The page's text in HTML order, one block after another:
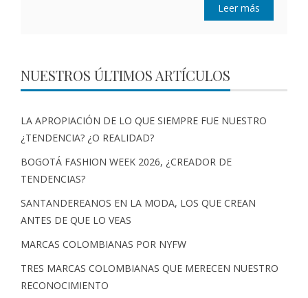
Leer más
NUESTROS ÚLTIMOS ARTÍCULOS
LA APROPIACIÓN DE LO QUE SIEMPRE FUE NUESTRO
¿TENDENCIA? ¿O REALIDAD?
BOGOTÁ FASHION WEEK 2026, ¿CREADOR DE
TENDENCIAS?
SANTANDEREANOS EN LA MODA, LOS QUE CREAN
ANTES DE QUE LO VEAS
MARCAS COLOMBIANAS POR NYFW
TRES MARCAS COLOMBIANAS QUE MERECEN NUESTRO
RECONOCIMIENTO